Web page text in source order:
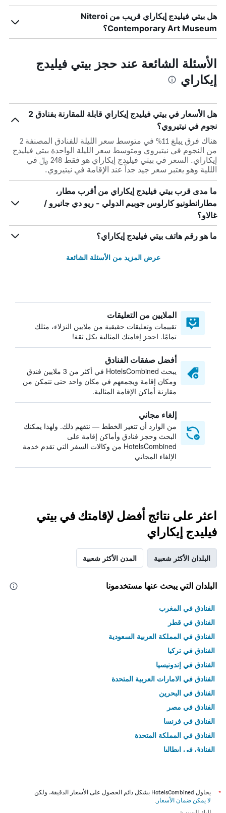
هل بيتي فيليدج إيكاراي قريب من Niteroi
Contemporary Art Museum؟
الأسئلة الشائعة عند حجز بيتي فيليدج
إيكاراي
هل الأسعار في بيتي فيليدج إيكاراي قابلة للمقارنة بفنادق 2
نجوم في نيتيروي؟
هناك فرق يبلغ 11% في متوسط ​​سعر الليلة للفنادق المصنفة 2
من النجوم في نيتيروي ومتوسط ​​سعر الليلة الواحدة بيتي فيليدج
إيكاراي. السعر في بيتي فيليدج إيكاراي هو فقط 248 ﷼ في
الللية وهو يعتبر سعر جيد جداً عند الإقامة في نيتيروي.
ما مدى قرب بيتي فيليدج إيكاراي من أقرب مطار،
مطارانطونيو كارلوس جوبيم الدولي - ريو دي جانيرو /
غالاو؟
ما هو رقم هاتف بيتي فيليدج إيكاراي؟
عرض المزيد من الأسئلة الشائعة
الملايين من التعليقات
تقييمات وتعليقات حقيقية من ملايين النزلاء، مثلك
تمامًا. احجز إقامتك المثالية بكل ثقة!
أفضل صفقات الفنادق
يبحث HotelsCombined في أكثر من 3 ملايين فندق
ومكان إقامة ويجمعهم في مكان واحد حتى تتمكن من
مقارنة أماكن الإقامة المثالية.
إلغاء مجاني
من الوارد أن تتغير الخطط — نتفهم ذلك. ولهذا يمكنك
البحث وحجز فنادق وأماكن إقامة على
HotelsCombined من وكالات السفر التي تقدم خدمة
الإلغاء المجاني
اعثر على نتائج أفضل لإقامتك في بيتي
فيليدج إيكاراي
البلدان الأكثر شعبية المدن الأكثر شعبية
البلدان التي يبحث عنها مستخدمونا
الفنادق في المغرب
الفنادق في قطر
الفنادق في المملكة العربية السعودية
الفنادق في تركيا
الفنادق في إندونيسيا
الفنادق في الامارات العربية المتحدة
الفنادق في البحرين
الفنادق في مصر
الفنادق في فرنسا
الفنادق في المملكة المتحدة
الفنادق في إيطاليا
*
يحاول HotelsCombined بشكل دائم الحصول على الأسعار الدقيقة، ولكن
لا يمكن ضمان الأسعار .